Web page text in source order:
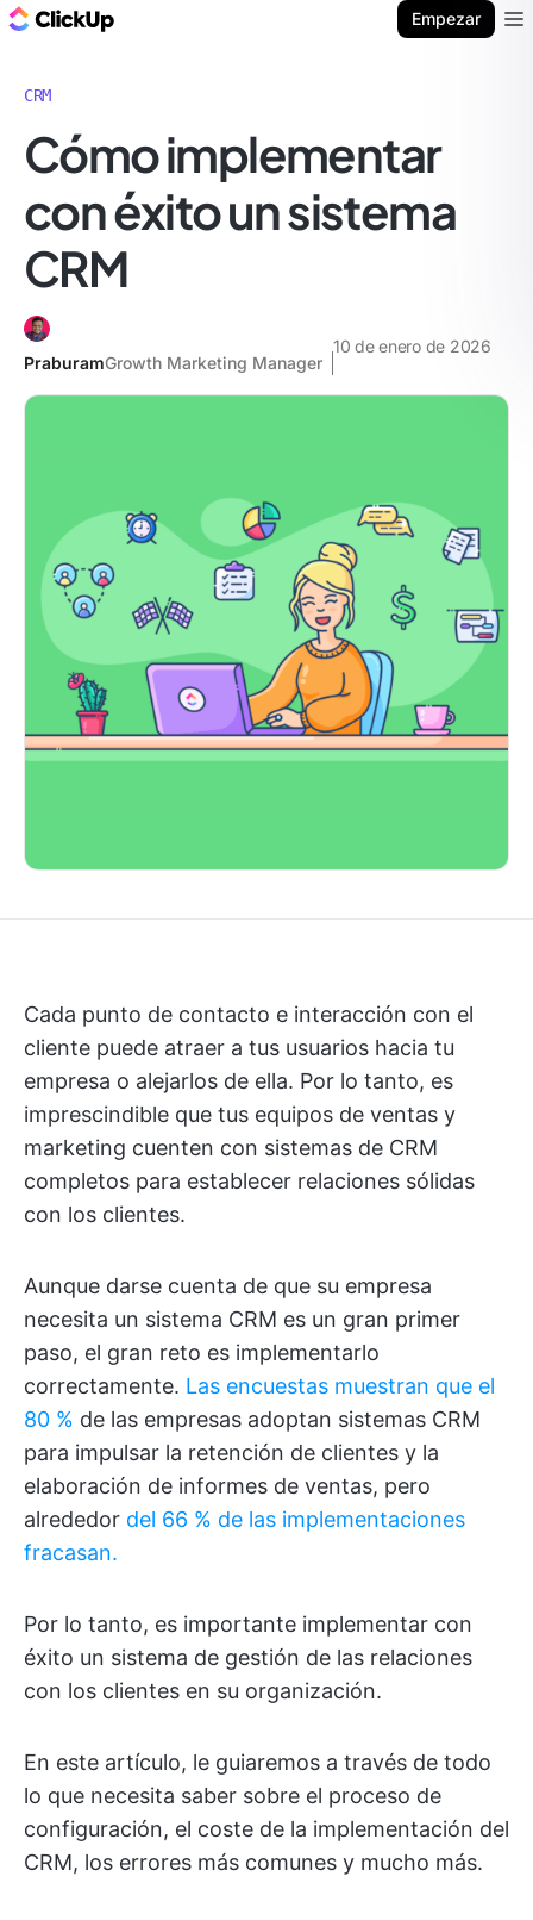
Empezar
CRM
Cómo implementar
con éxito un sistema
CRM
PraburamGrowth Marketing Manager
10 de enero de 2026
Cada punto de contacto e interacción con el
cliente puede atraer a tus usuarios hacia tu
empresa o alejarlos de ella. Por lo tanto, es
imprescindible que tus equipos de ventas y
marketing cuenten con sistemas de CRM
completos para establecer relaciones sólidas
con los clientes.
Aunque darse cuenta de que su empresa
necesita un sistema CRM es un gran primer
paso, el gran reto es implementarlo
correctamente. Las encuestas muestran que el
80 % de las empresas adoptan sistemas CRM
para impulsar la retención de clientes y la
elaboración de informes de ventas, pero
alrededor del 66 % de las implementaciones
fracasan.
Por lo tanto, es importante implementar con
éxito un sistema de gestión de las relaciones
con los clientes en su organización.
En este artículo, le guiaremos a través de todo
lo que necesita saber sobre el proceso de
configuración, el coste de la implementación del
CRM, los errores más comunes y mucho más.